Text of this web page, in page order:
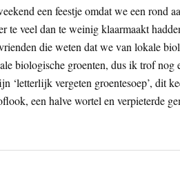
een feestje omdat we een rond
te veel dan te weinig klaarmaakt
die weten dat we van lokale
biologische groenten, dus ik trof nog
‘letterlijk vergeten groentesoep’, dit
een halve wortel en verpieterde